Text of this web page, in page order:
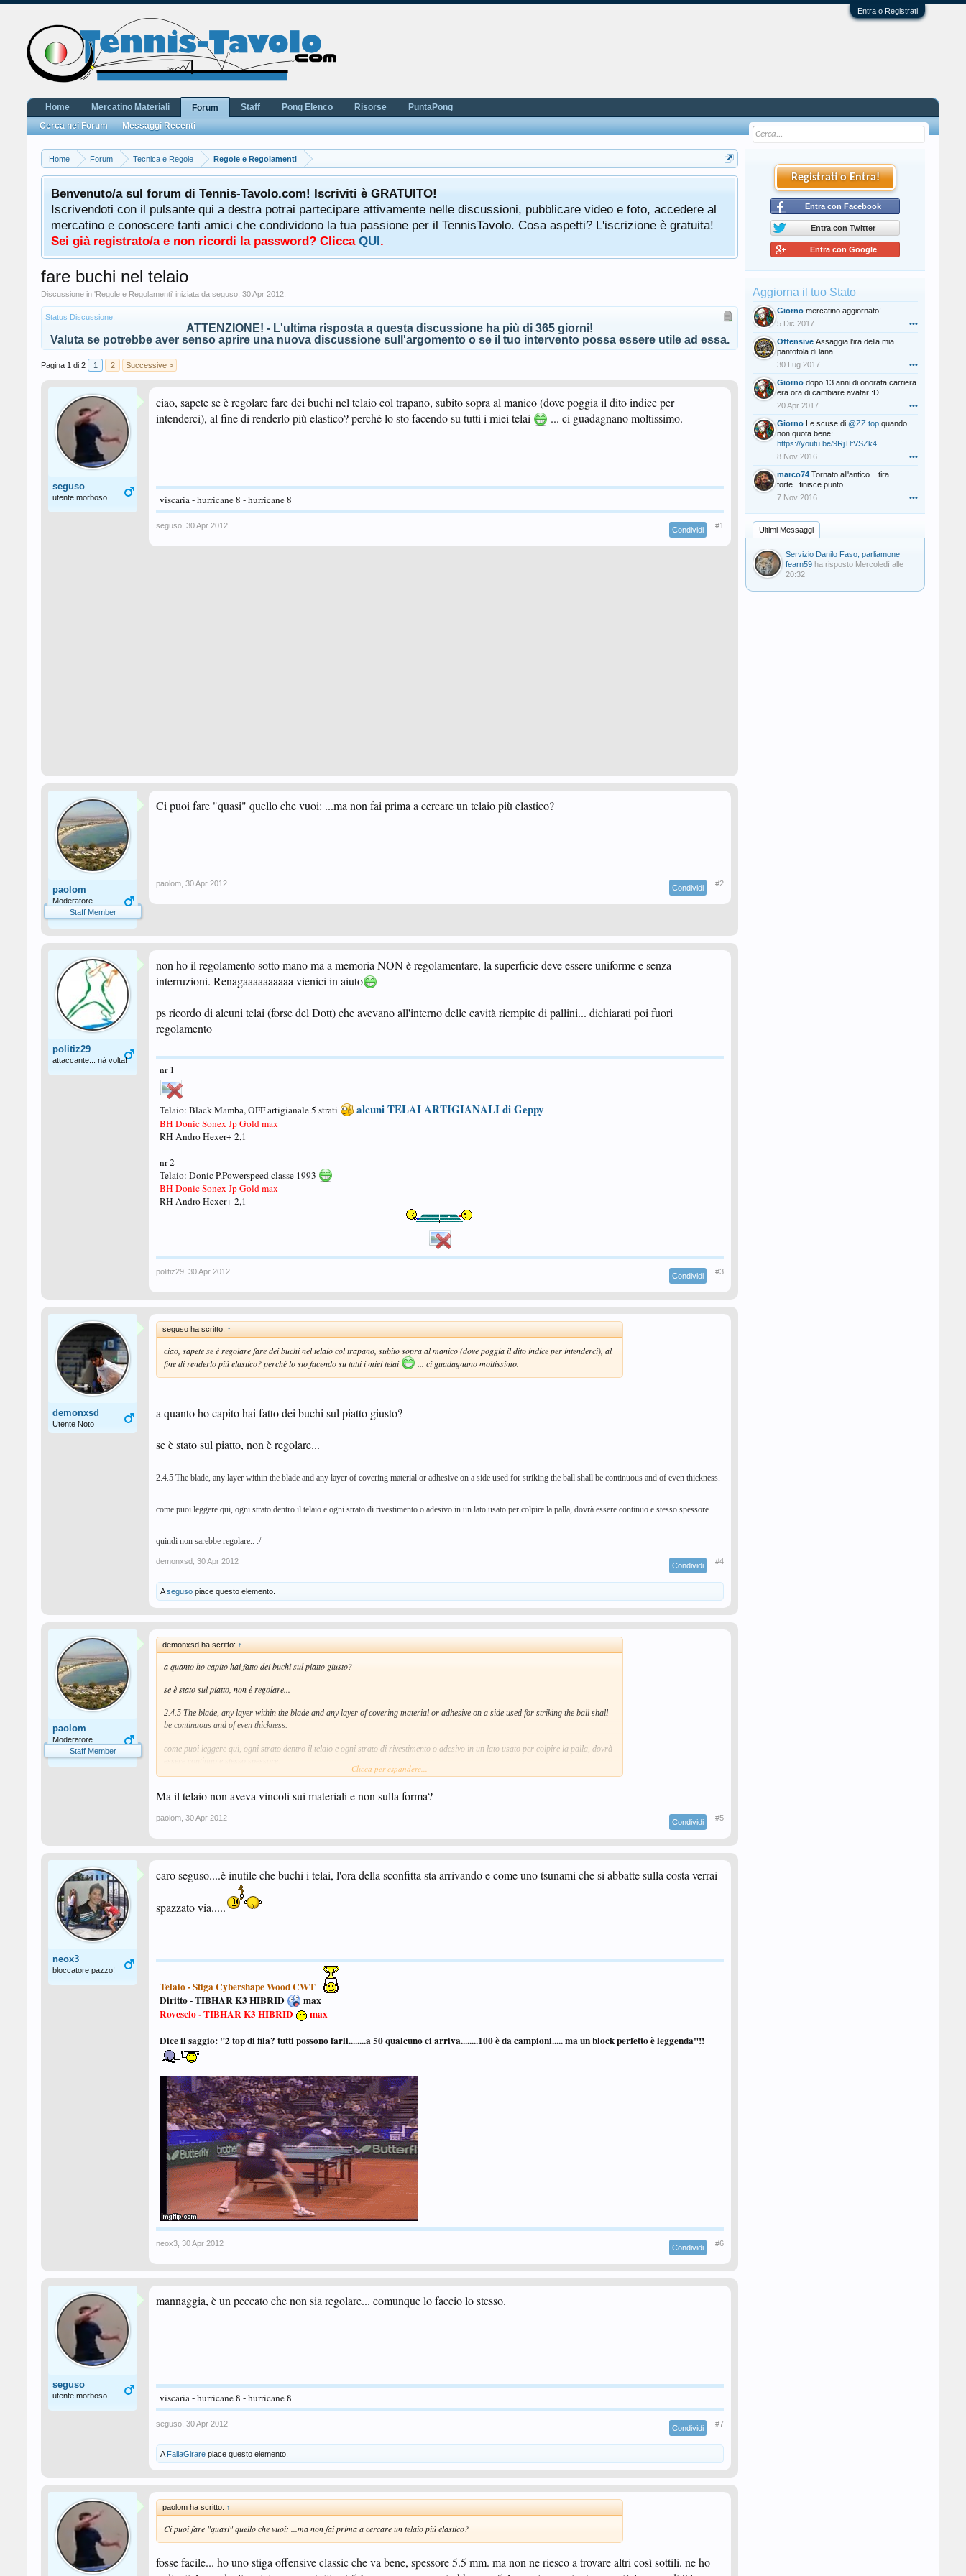
Entra o Registrati
Home Forum Tecnica e Regole Regole e Regolamenti
Benvenuto/a sul forum di Tennis-Tavolo.com! Iscriviti è GRATUITO!
Iscrivendoti con il pulsante qui a destra potrai partecipare attivamente nelle discussioni, pubblicare video e foto, accedere al
mercatino e conoscere tanti amici che condividono la tua passione per il TennisTavolo. Cosa aspetti? L'iscrizione è gratuita!
Sei già registrato/a e non ricordi la password? Clicca QUI.
fare buchi nel telaio
Discussione in 'Regole e Regolamenti' iniziata da seguso 30 Apr 2012
Status Discussione:
ATTENZIONE! - L'ultima risposta a questa discussione ha più di 365 giorni!
Valuta se potrebbe aver senso aprire una nuova discussione sull'argomento o se il tuo intervento possa essere utile ad essa.
Pagina 1 di 2 1 2 Successive >
seguso
utente morboso
ciao, sapete se è regolare fare dei buchi nel telaio col trapano, subito sopra al manico (dove poggia il dito indice per
intenderci), al fine di renderlo più elastico? perché lo sto facendo su tutti i miei telai
... ci guadagnano moltissimo.
viscaria - hurricane 8 - hurricane 8
seguso 30 Apr 2012 Condividi #1
paolom
Moderatore
Staff Member
Ci puoi fare "quasi" quello che vuoi: ...ma non fai prima a cercare un telaio più elastico?
paolom 30 Apr 2012 Condividi #2
politiz29
attaccante... nà volta!
non ho il regolamento sotto mano ma a memoria NON è regolamentare, la superficie deve essere uniforme e senza
interruzioni. Renagaaaaaaaaaa vienici in aiuto
ps ricordo di alcuni telai (forse del Dott) che avevano all'interno delle cavità riempite di pallini... dichiarati poi fuori
regolamento
nr 1
Telaio: Black Mamba, OFF artigianale 5 strati alcuni TELAI ARTIGIANALI di Geppy
BH Donic Sonex Jp Gold max
RH Andro Hexer+ 2,1
nr 2
Telaio: Donic P.Powerspeed classe 1993
BH Donic Sonex Jp Gold max
RH Andro Hexer+ 2,1
politiz29 30 Apr 2012 Condividi #3
demonxsd
Utente Noto
seguso ha scritto: ↑
ciao, sapete se è regolare fare dei buchi nel telaio col trapano, subito sopra al manico (dove poggia il dito indice per intenderci), al
fine di renderlo più elastico? perché lo sto facendo su tutti i miei telai
... ci guadagnano moltissimo.
a quanto ho capito hai fatto dei buchi sul piatto giusto?
se è stato sul piatto, non è regolare...
2.4.5 The blade, any layer within the blade and any layer of covering material or adhesive on a side used for striking the ball shall be continuous and of even thickness.
come puoi leggere qui, ogni strato dentro il telaio e ogni strato di rivestimento o adesivo in un lato usato per colpire la palla, dovrà essere continuo e stesso spessore.
quindi non sarebbe regolare.. :/
demonxsd 30 Apr 2012 Condividi #4
Aseguso piace questo elemento.
paolom
Moderatore
Staff Member
demonxsd ha scritto: ↑
a quanto ho capito hai fatto dei buchi sul piatto giusto?
se è stato sul piatto, non è regolare...
2.4.5 The blade, any layer within the blade and any layer of covering material or adhesive on a side used for striking the ball shall
be continuous and of even thickness.
come puoi leggere qui, ogni strato dentro il telaio e ogni strato di rivestimento o adesivo in un lato usato per colpire la palla, dovrà
Clicca per espandere...
Ma il telaio non aveva vincoli sui materiali e non sulla forma?
paolom 30 Apr 2012 Condividi #5
neox3
bloccatore pazzo!
caro seguso....è inutile che buchi i telai, l'ora della sconfitta sta arrivando e come uno tsunami che si abbatte sulla costa verrai
spazzato via.....
Telaio - StigaCybershape Wood CWT
Diritto - TIBHAR K3 HIBRID
max
Rovescio - TIBHAR K3 HIBRID
max
Dice il saggio: "2 top di fila? tutti possono farli........a 50 qualcuno ci arriva........100 è da campioni..... ma un block perfetto è leggenda"!!
neox3 30 Apr 2012 Condividi #6
seguso
utente morboso
mannaggia, è un peccato che non sia regolare... comunque lo faccio lo stesso.
viscaria - hurricane 8 - hurricane 8
seguso 30 Apr 2012 Condividi #7
A FallaGirare piace questo elemento.
paolom ha scritto: ↑
Ci puoi fare "quasi" quello che vuoi: ...ma non fai prima a cercare un telaio più elastico?
fosse facile... ho uno stiga offensive classic che va bene, spessore 5.5 mm. ma non ne riesco a trovare altri così sottili. ne ho
Registrati o Entra!
Entra con Facebook
Entra con Twitter
Entra con Google
Aggiorna il tuo Stato
Giorno mercatino aggiornato!
5 Dic 2017
•••
Offensive Assaggia l'ira della mia
pantofola di lana...
30 Lug 2017
•••
Giorno dopo 13 anni di onorata carriera
era ora di cambiare avatar :D
20 Apr 2017
•••
Giorno Le scuse di @ZZ top quando
non quota bene:
https://youtu.be/9RjTlfVSZk4
8 Nov 2016
•••
marco74 Tornato all'antico....tira
forte...finisce punto...
7 Nov 2016
•••
Ultimi Messaggi
Servizio Danilo Faso, parliamone
fearn59 ha risposto Mercoledì alle
20:32
Home Mercatino Materiali
Forum
Cerca nei Forum
Messaggi Recenti
Staff Pong Elenco Risorse PuntaPong